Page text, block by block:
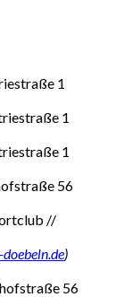
1
1
1
56
//
)
56